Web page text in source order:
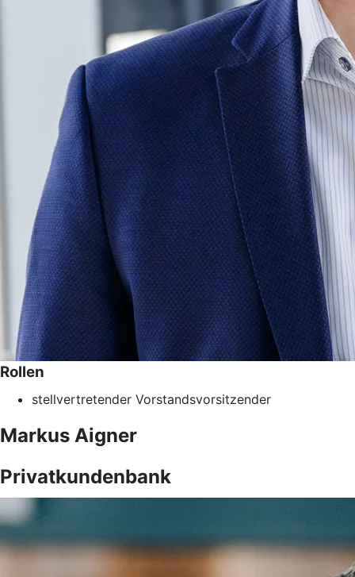
Rollen
stellvertretender Vorstandsvorsitzender
Markus Aigner
Privatkundenbank